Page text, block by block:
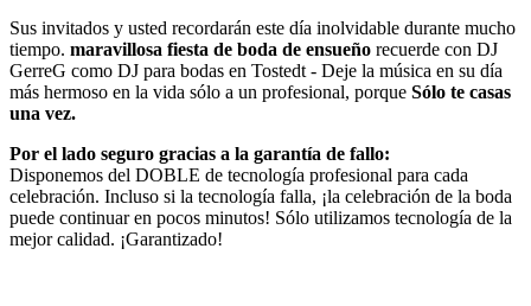
Sus invitados y usted recordarán este día inolvidable durante mucho
tiempo. maravillosa fiesta de boda de ensueño recuerde con DJ
GerreG como DJ para bodas en Tostedt - Deje la música en su día
más hermoso en la vida sólo a un profesional, porque Sólo te casas
una vez.
Por el lado seguro gracias a la garantía de fallo:
Disponemos del DOBLE de tecnología profesional para cada
celebración. Incluso si la tecnología falla, ¡la celebración de la boda
puede continuar en pocos minutos! Sólo utilizamos tecnología de la
mejor calidad. ¡Garantizado!